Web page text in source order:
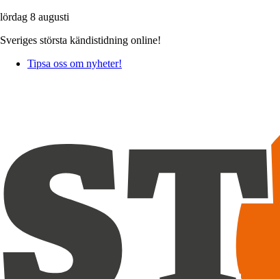
lördag 8 augusti
Sveriges största kändistidning online!
Tipsa oss om nyheter!